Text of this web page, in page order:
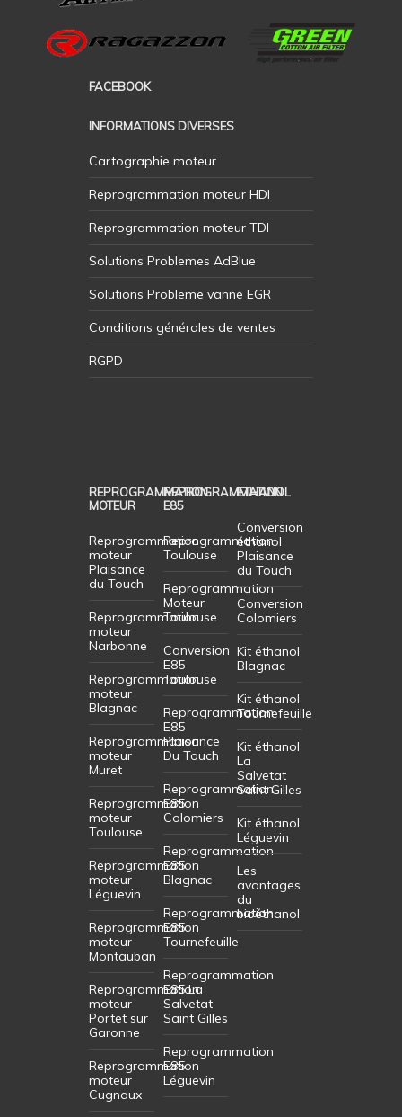
FACEBOOK
INFORMATIONS DIVERSES
Cartographie moteur
Reprogrammation moteur HDI
Reprogrammation moteur TDI
Solutions Problemes AdBlue
Solutions Probleme vanne EGR
Conditions générales de ventes
RGPD
REPROGRAMMATION
MOTEUR
Reprogrammation
moteur
Plaisance
du Touch
Reprogrammation
moteur
Narbonne
Reprogrammation
moteur
Blagnac
Reprogrammation
moteur
Muret
Reprogrammation
moteur
Toulouse
Reprogrammation
moteur
Léguevin
Reprogrammation
moteur
Montauban
Reprogrammation
moteur
Portet sur
Garonne
Reprogrammation
moteur
Cugnaux
REPROGRAMMATION
E85
Reprogrammation
Toulouse
Reprogrammation
Moteur
Toulouse
Conversion
E85
Toulouse
Reprogrammation
E85
Plaisance
Du Touch
Reprogrammation
E85
Colomiers
Reprogrammation
E85
Blagnac
Reprogrammation
E85
Tournefeuille
Reprogrammation
E85 La
Salvetat
Saint Gilles
Reprogrammation
E85
Léguevin
ETHANOL
Conversion
éthanol
Plaisance
du Touch
Conversion
Colomiers
Kit éthanol
Blagnac
Kit éthanol
Tournefeuille
Kit éthanol
La
Salvetat
Saint Gilles
Kit éthanol
Léguevin
Les
avantages
du
bioéthanol